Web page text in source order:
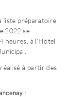
liste préparatoire
2022 se
à l’Hôtel
à partir des
;